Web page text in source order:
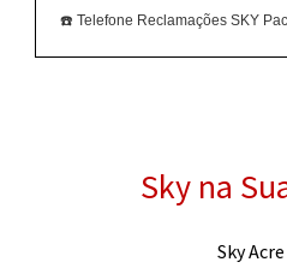
☎️ Telefone Reclamações SKY
Sky na
Sky